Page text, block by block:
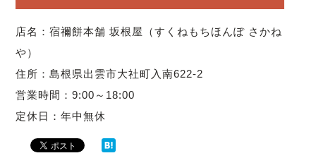
店名：宿禰餅本舗 坂根屋（すくねもちほんぽ さかね
や）
住所：島根県出雲市大社町入南622-2
営業時間：9:00～18:00
定休日：年中無休